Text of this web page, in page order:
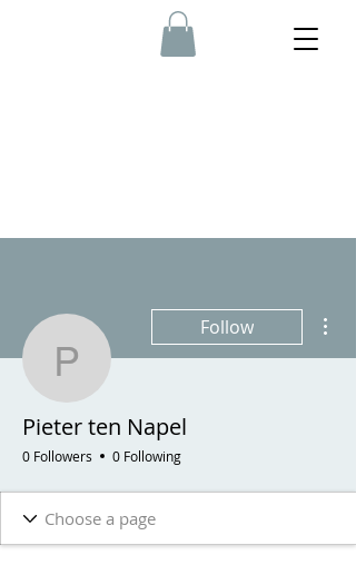
Pieter ten Napel
Follow
Pieter ten Napel
0 Followers 0 Following